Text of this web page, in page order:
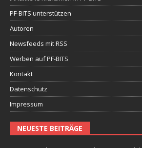
PF-BITS unterstützen
Autoren
Newsfeeds mit RSS
Werben auf PF-BITS
Kontakt
Datenschutz
Impressum
NEUESTE BEITRÄGE